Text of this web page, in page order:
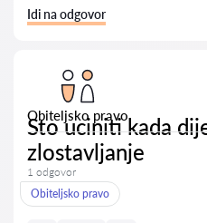
Idi na odgovor
Obiteljsko pravo
Sto uciniti kada
zlostavljanje
1 odgovor
Obiteljsko pravo